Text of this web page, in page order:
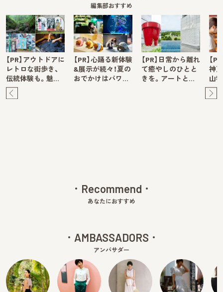
編集部おすすめ
【PR】アウトドアに
レトロな街歩き、
伝統体験も。魅…
【PR】心踊る新体験
&展示が続々！夏の
おでかけはパワ…
【PR】日常から離れ
て癒やしのひとと
きを。アートと…
【
神
山
Recommend
あなたにおすすめ
AMBASSADORS
アンバサダー